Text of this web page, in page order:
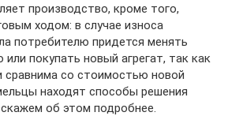
производство, кроме того,
ходом: в случае износа
потребителю придется менять
покупать новый агрегат, так как
сравнима со стоимостью новой
находят способы решения
об этом подробнее.